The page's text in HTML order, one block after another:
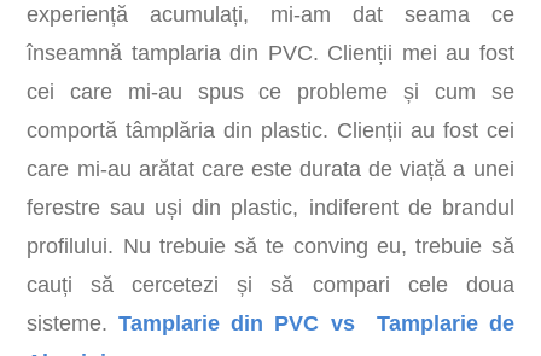
experiență acumulați, mi-am dat seama ce
înseamnă tamplaria din PVC. Clienții mei au fost
cei care mi-au spus ce probleme și cum se
comportă tâmplăria din plastic. Clienții au fost cei
care mi-au arătat care este durata de viață a unei
ferestre sau uși din plastic, indiferent de brandul
profilului. Nu trebuie să te conving eu, trebuie să
cauți să cercetezi și să compari cele doua
sisteme.Tamplarie din PVC vs Tamplarie de